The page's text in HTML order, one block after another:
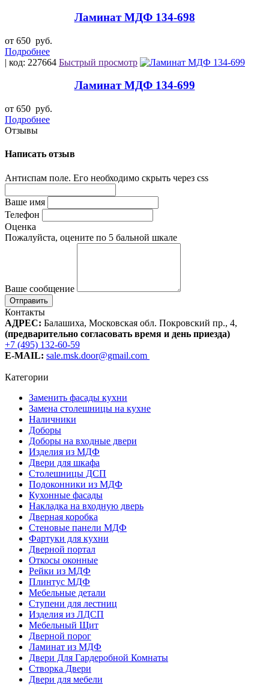
Ламинат МДФ 134-698
от 650 руб.
Подробнее
| код: 227664 Быстрый просмотр
Ламинат МДФ 134-699
от 650 руб.
Подробнее
Отзывы
Написать отзыв
Антиспам поле. Его необходимо скрыть через css
Ваше имя
Телефон
Оценка
Пожалуйста, оцените по 5 бальной шкале
Ваше сообщение
Контакты
АДРЕС: Балашиха, Московская обл. Покровский пр., 4,
(предварительно согласовать время и день приезда)
+7 (495) 132-60-59
E-MAIL: sale.msk.door@gmail.com
Категории
Заменить фасады кухни
Замена столешницы на кухне
Наличники
Доборы
Доборы на входные двери
Изделия из МДФ
Двери для шкафа
Столешницы ДСП
Подоконники из МДФ
Кухонные фасады
Накладка на входную дверь
Дверная коробка
Стеновые панели МДФ
Фартуки для кухни
Дверной портал
Откосы оконные
Рейки из МДФ
Плинтус МДФ
Мебельные детали
Ступени для лестниц
Изделия из ЛДСП
Мебельный Щит
Дверной порог
Ламинат из МДФ
Двери Для Гардеробной Комнаты
Створка Двери
Двери для мебели